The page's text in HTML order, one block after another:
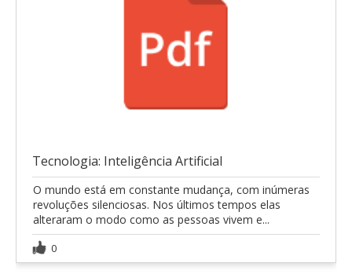
Tecnologia: Inteligência Artificial
O mundo está em constante mudança, com inúmeras
revoluções silenciosas. Nos últimos tempos elas
alteraram o modo como as pessoas vivem e...
0